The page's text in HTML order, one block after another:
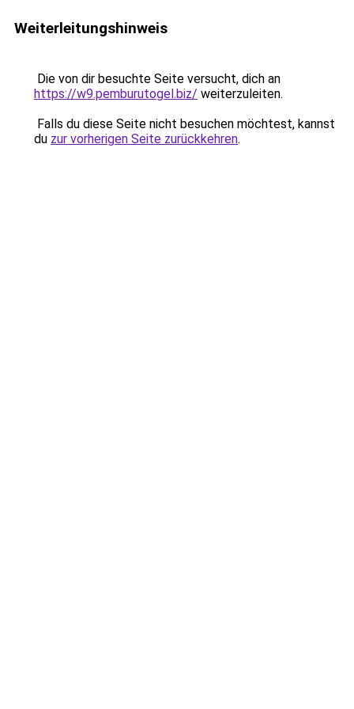
Weiterleitungshinweis
Die von dir besuchte Seite versucht, dich an
https://w9.pemburutogel.biz/ weiterzuleiten.
Falls du diese Seite nicht besuchen möchtest, kannst
du zur vorherigen Seite zurückkehren.